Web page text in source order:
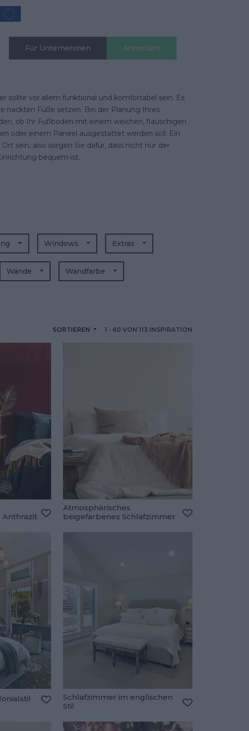
Für Unternehmen Anmelden
sollte vor allem funktional und komfortabel sein. Es
nackten Füße setzen. Bei der Planung Ihres
ob Ihr Fußboden mit einem weichen, flauschigen
oder einem Paneel ausgestattet werden soll. Ein
sein, also sorgen Sie dafür, dass nicht nur der
bequem ist.
SORTIEREN 1 - 60 VON 113 INSPIRATION
Windows Extras
Wände Wandfarbe
Anthrazit
Zu den Favoriten hinzufügen
Atmosphärisches
beigefarbenes Schlafzimmer
Zu den Favoriten hinzufügen
Schlafzimmer im englischen
Stil